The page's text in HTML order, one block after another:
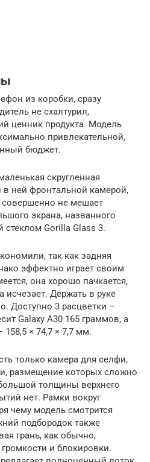
из коробки, сразу
не схалтурил,
ценник продукта. Модель
привлекательной,
бюджет.
скругленная
ней фронтальной камерой,
совершенно не мешает
экрана, названного
стеклом Gorilla Glass 3.
так как задняя
эффектно играет своим
она хорошо пачкается,
исчезает. Держать в руке
Доступно 3 расцветки –
Galaxy A30 165 граммов, а
× 74,7 × 7,7 мм.
только камера для селфи,
размещение которых сложно
толщины верхнего
нет. Рамки вокруг
чему модель смотрится
подбородок также
грань, как обычно,
и блокировки.